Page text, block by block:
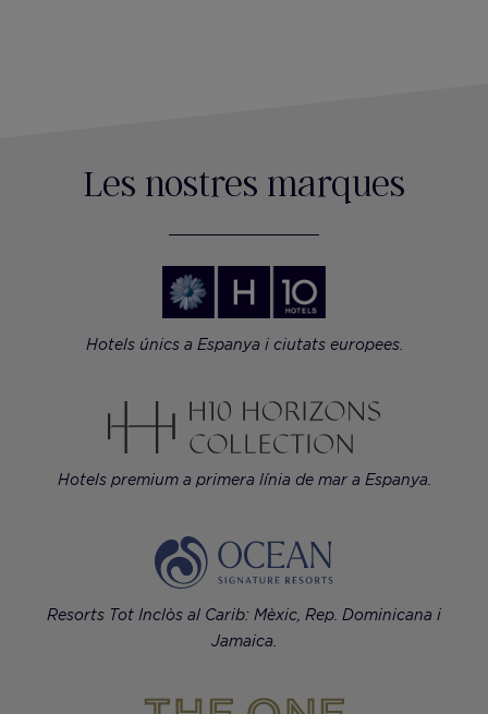
Les nostres marques
Hotels únics a Espanya i ciutats europees.
Hotels premium a primera línia de mar a Espanya.
Resorts Tot Inclòs al Carib: Mèxic, Rep. Dominicana i
Jamaica.